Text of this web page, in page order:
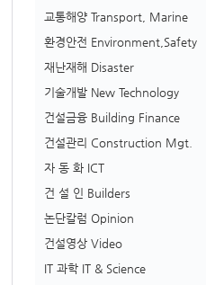
교통해양 Transport, Marine
환경안전 Environment,Safety
재난재해 Disaster
기술개발 New Technology
건설금융 Building Finance
건설관리 Construction Mgt.
자 동 화 ICT
건 설 인 Builders
논단칼럼 Opinion
건설영상 Video
IT 과학 IT & Science